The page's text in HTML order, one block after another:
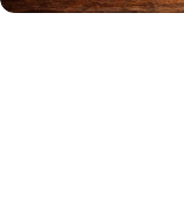
Молдавия